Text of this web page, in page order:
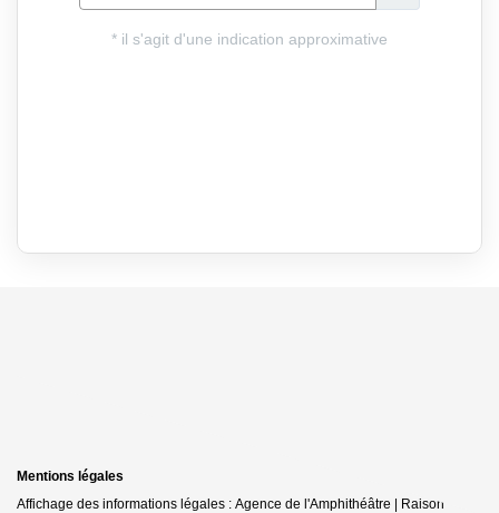
Mentions légales
Affichage des informations légales : Agence de l'Amphithéâtre | Raison